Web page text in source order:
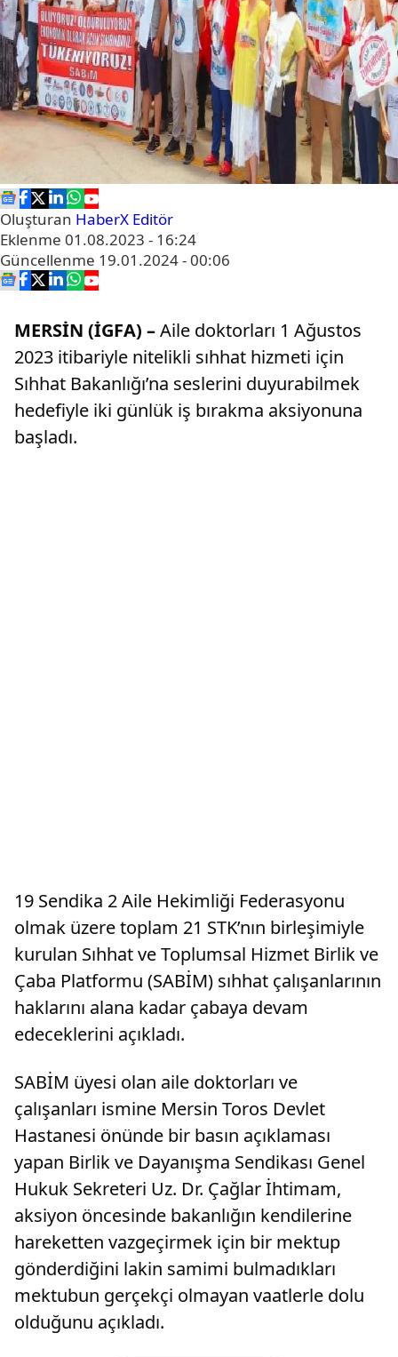
Oluşturan HaberX Editör
Eklenme 01.08.2023 - 16:24
Güncellenme 19.01.2024 - 00:06
MERSİN (İGFA) –Aile doktorları 1 Ağustos
2023 itibariyle nitelikli sıhhat hizmeti için
Sıhhat Bakanlığı’na seslerini duyurabilmek
hedefiyle iki günlük iş bırakma aksiyonuna
başladı.
19 Sendika 2 Aile Hekimliği Federasyonu
olmak üzere toplam 21 STK’nın birleşimiyle
kurulan Sıhhat ve Toplumsal Hizmet Birlik ve
Çaba Platformu (SABİM) sıhhat çalışanlarının
haklarını alana kadar çabaya devam
edeceklerini açıkladı.
SABİM üyesi olan aile doktorları ve
çalışanları ismine Mersin Toros Devlet
Hastanesi önünde bir basın açıklaması
yapan Birlik ve Dayanışma Sendikası Genel
Hukuk Sekreteri Uz. Dr. Çağlar İhtimam,
aksiyon öncesinde bakanlığın kendilerine
hareketten vazgeçirmek için bir mektup
gönderdiğini lakin samimi bulmadıkları
mektubun gerçekçi olmayan vaatlerle dolu
olduğunu açıkladı.